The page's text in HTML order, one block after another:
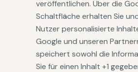
veröffentlichen. Über die
Schaltfläche erhalten Sie
Nutzer personalisierte
Google und unseren
speichert sowohl die
Sie für einen Inhalt +1